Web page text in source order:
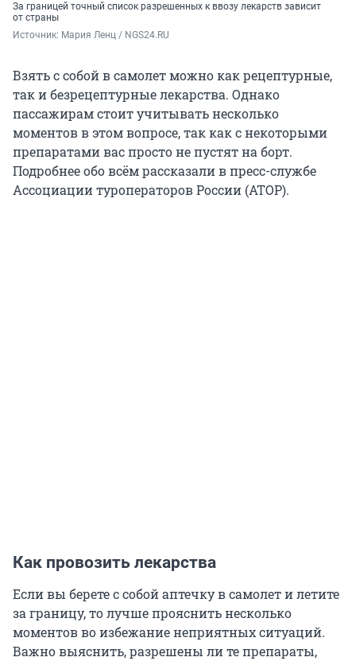
За границей точный список разрешенных к ввозу лекарств зависит
от страны
Источник: Мария Ленц / NGS24.RU
Взять с собой в самолет можно как рецептурные,
так и безрецептурные лекарства. Однако
пассажирам стоит учитывать несколько
моментов в этом вопросе, так как с некоторыми
препаратами вас просто не пустят на борт.
Подробнее обо всём рассказали в пресс-службе
Ассоциации туроператоров России (АТОР).
Как провозить лекарства
Если вы берете с собой аптечку в самолет и летите
за границу, то лучше прояснить несколько
моментов во избежание неприятных ситуаций.
Важно выяснить, разрешены ли те препараты,